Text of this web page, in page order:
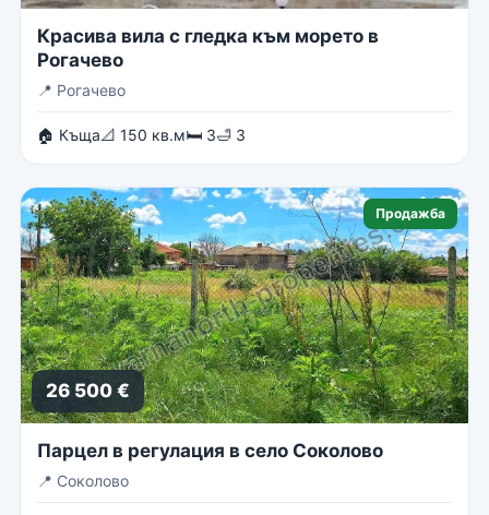
Красива вила с гледка към морето в
Рогачево
📍 Рогачево
🏠 Къща📐 150 кв.м🛏 3🛁 3
Продажба
26 500 €
Парцел в регулация в село Соколово
📍 Соколово